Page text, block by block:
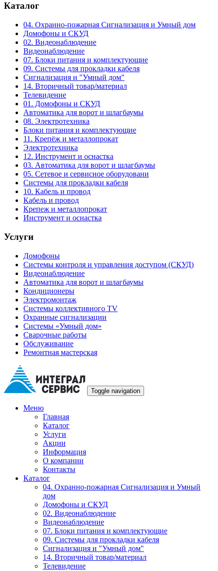
Каталог
04. Охранно-пожарная Сигнализация и Умный дом
Домофоны и СКУД
02. Видеонаблюдение
Видеонаблюдение
07. Блоки питания и комплектующие
09. Системы для прокладки кабеля
Сигнализация и "Умный дом"
14. Вторичный товар/материал
Телевидение
01. Домофоны и СКУД
Автоматика для ворот и шлагбаумы
08. Электротехника
Блоки питания и комплектующие
11. Крепёж и металлопрокат
Электротехника
12. Инструмент и оснастка
03. Автоматика для ворот и шлагбаумы
05. Сетевое и сервисное оборудовани
Системы для прокладки кабеля
10. Кабель и провод
Кабель и провод
Крепеж и металлопрокат
Инструмент и оснастка
Услуги
Домофоны
Системы контроля и управления доступом (СКУД)
Видеонаблюдение
Автоматика для ворот и шлагбаумы
Кондиционеры
Электромонтаж
Системы коллективного TV
Охранные сигнализации
Системы «Умный дом»
Сварочные работы
Обслуживание
Ремонтная мастерская
Toggle navigation
Меню
Главная
Каталог
Услуги
Акции
Информация
О компании
Контакты
Каталог
04. Охранно-пожарная Сигнализация и Умный
дом
Домофоны и СКУД
02. Видеонаблюдение
Видеонаблюдение
07. Блоки питания и комплектующие
09. Системы для прокладки кабеля
Сигнализация и "Умный дом"
14. Вторичный товар/материал
Телевидение